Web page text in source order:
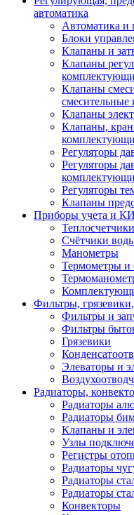
автоматика
Автоматика и
Блоки
Клапаны и
Клапаны
Клапаны
Клапаны
Клапаны,
Регуляторы
Регуляторы
Регуляторы
Клапаны
Приборы учета и
Счётчики
Манометры
Термометры и
Фильтры,
Фильтры и
Фильтры
Грязевики
Элеваторы и
Радиаторы,
Радиаторы
Радиаторы
Клапаны и
Узлы
Регистры
Радиаторы
Радиаторы
Радиаторы
Конвекторы